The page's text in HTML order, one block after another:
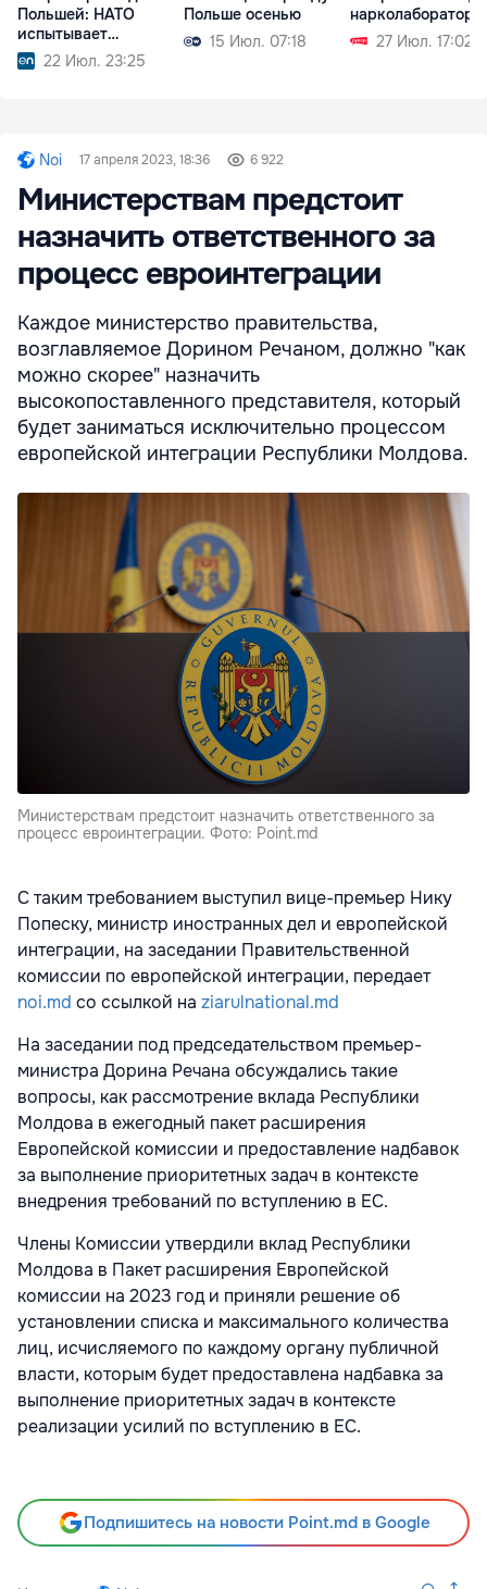
Польшей: НАТО
испытывает
технологии будущего
22 Июл. 23:25
Польше осенью
15 Июл. 07:18
27 Июл. 17:02
Noi 17 апреля 2023, 18:36 6 922
Министерствам предстоит
назначить ответственного за
процесс евроинтеграции
Каждое министерство правительства,
возглавляемое Дорином Речаном, должно "как
можно скорее" назначить
высокопоставленного представителя, который
будет заниматься исключительно процессом
европейской интеграции Республики Молдова.
Министерствам предстоит назначить ответственного за
процесс евроинтеграции. Фото: Point.md
С таким требованием выступил вице-премьер Нику
Попеску, министр иностранных дел и европейской
интеграции, на заседании Правительственной
комиссии по европейской интеграции, передает
noi.md со ссылкой на ziarulnational.md
На заседании под председательством премьер-
министра Дорина Речана обсуждались такие
вопросы, как рассмотрение вклада Республики
Молдова в ежегодный пакет расширения
Европейской комиссии и предоставление надбавок
за выполнение приоритетных задач в контексте
внедрения требований по вступлению в ЕС.
Члены Комиссии утвердили вклад Республики
Молдова в Пакет расширения Европейской
комиссии на 2023 год и приняли решение об
установлении списка и максимального количества
лиц, исчисляемого по каждому органу публичной
власти, которым будет предоставлена надбавка за
выполнение приоритетных задач в контексте
реализации усилий по вступлению в ЕС.
Подпишитесь на новости Point.md в Google